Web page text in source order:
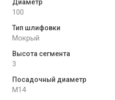
Диаметр
100
Тип шлифовки
Мокрый
Высота сегмента
3
Посадочный диаметр
M14